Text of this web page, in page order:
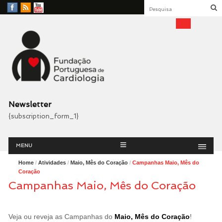
Facebook
RSS
YouTube
Fundação Portuguesa
Cardiologia
Newsletter
{subscription_form_1}
Menu
MENU
Home/ Atividades/ Maio, Mês do Coração/ Campanhas Maio, Mês do
Coração
Campanhas Maio, Mês do Coração
Veja ou reveja as Campanhas do Maio, Mês do Coração!